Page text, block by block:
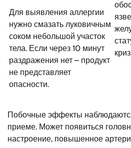
Для выявления аллергии
нужно смазать луковичным
соком небольшой участок
тела. Если через 10 минут
раздражения нет – продукт
не представляет
опасности.
Побочные эффекты
приеме. Может появиться
настроение, повышенное